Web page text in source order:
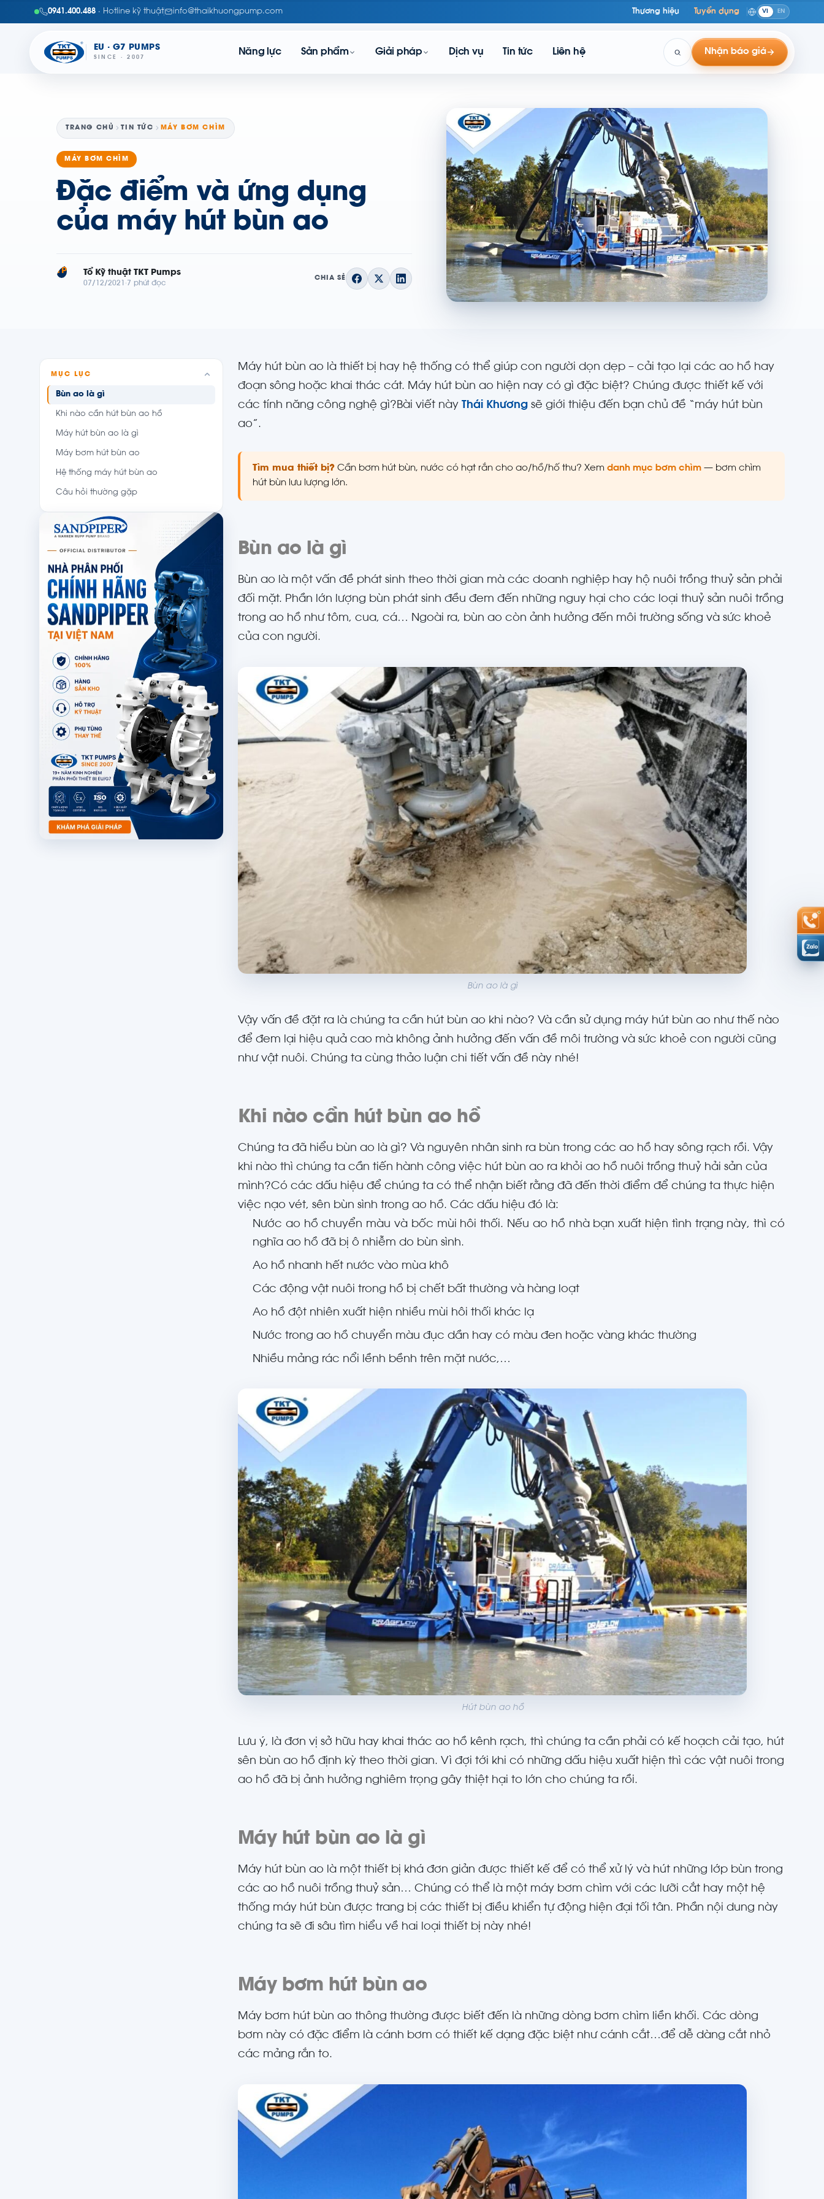
0941.400.488 · Hotline kỹ thuật info@thaikhuongpump.com Thương hiệu Tuyển dụng VI EN
EU · G7 PUMPS
SINCE · 2007
Năng lực Sản phẩm Giải pháp Dịch vụ Tin tức Liên hệ Nhận báo giá
TRANG CHỦ TIN TỨC MÁY BƠM CHÌM
MÁY BƠM CHÌM
Đặc điểm và ứng dụng
của máy hút bùn ao
TP Tổ Kỹ thuật TKT Pumps
07/12/2021 7 phút đọc
CHIA SẺ
MỤC LỤC
Bùn ao là gì
Khi nào cần hút bùn ao hồ
Máy hút bùn ao là gì
Máy bơm hút bùn ao
Hệ thống máy hút bùn ao
Câu hỏi thường gặp
Máy hút bùn ao là thiết bị hay hệ thống có thể giúp con người dọn dẹp – cải tạo lại các ao hồ hay
đoạn sông hoặc khai thác cát. Máy hút bùn ao hiện nay có gì đặc biệt? Chúng được thiết kế với
các tính năng công nghệ gì?Bài viết này Thái Khương sẽ giới thiệu đến bạn chủ đề “máy hút bùn
ao”.
Tìm mua thiết bị? Cần bơm hút bùn, nước có hạt rắn cho ao/hồ/hố thu? Xem danh mục bơm chìm — bơm chìm
hút bùn lưu lượng lớn.
Bùn ao là gì
Bùn ao là một vấn đề phát sinh theo thời gian mà các doanh nghiệp hay hộ nuôi trồng thuỷ sản phải
đối mặt. Phần lớn lượng bùn phát sinh đều đem đến những nguy hại cho các loại thuỷ sản nuôi trồng
trong ao hồ như tôm, cua, cá… Ngoài ra, bùn ao còn ảnh hưởng đến môi trường sống và sức khoẻ
của con người.
Bùn ao là gì
Vậy vấn đề đặt ra là chúng ta cần hút bùn ao khi nào? Và cần sử dụng máy hút bùn ao như thế nào
để đem lại hiệu quả cao mà không ảnh hưởng đến vấn đề môi trường và sức khoẻ con người cũng
như vật nuôi. Chúng ta cùng thảo luận chi tiết vấn đề này nhé!
Khi nào cần hút bùn ao hồ
Chúng ta đã hiểu bùn ao là gì? Và nguyên nhân sinh ra bùn trong các ao hồ hay sông rạch rồi. Vậy
khi nào thì chúng ta cần tiến hành công việc hút bùn ao ra khỏi ao hồ nuôi trồng thuỷ hải sản của
mình?Có các dấu hiệu để chúng ta có thể nhận biết rằng đã đến thời điểm để chúng ta thực hiện
việc nạo vét, sên bùn sình trong ao hồ. Các dấu hiệu đó là:
Nước ao hồ chuyển màu và bốc mùi hôi thối. Nếu ao hồ nhà bạn xuất hiện tình trạng này, thì có
nghĩa ao hồ đã bị ô nhiễm do bùn sình.
Ao hồ nhanh hết nước vào mùa khô
Các động vật nuôi trong hồ bị chết bất thường và hàng loạt
Ao hồ đột nhiên xuất hiện nhiều mùi hôi thối khác lạ
Nước trong ao hồ chuyển màu đục dần hay có màu đen hoặc vàng khác thường
Nhiều mảng rác nổi lềnh bềnh trên mặt nước,…
Hút bùn ao hồ
Lưu ý, là đơn vị sở hữu hay khai thác ao hồ kênh rạch, thì chúng ta cần phải có kế hoạch cải tạo, hút
sên bùn ao hồ định kỳ theo thời gian. Vì đợi tới khi có những dấu hiệu xuất hiện thì các vật nuôi trong
ao hồ đã bị ảnh hưởng nghiêm trọng gây thiệt hại to lớn cho chúng ta rồi.
Máy hút bùn ao là gì
Máy hút bùn ao là một thiết bị khá đơn giản được thiết kế để có thể xử lý và hút những lớp bùn trong
các ao hồ nuôi trồng thuỷ sản… Chúng có thể là một máy bơm chìm với các lưỡi cắt hay một hệ
thống máy hút bùn được trang bị các thiết bị điều khiển tự động hiện đại tối tân. Phần nội dung này
chúng ta sẽ đi sâu tìm hiểu về hai loại thiết bị này nhé!
Máy bơm hút bùn ao
Máy bơm hút bùn ao thông thường được biết đến là những dòng bơm chìm liền khối. Các dòng
bơm này có đặc điểm là cánh bơm có thiết kế dạng đặc biệt như cánh cắt…để dễ dàng cắt nhỏ
các mảng rắn to.